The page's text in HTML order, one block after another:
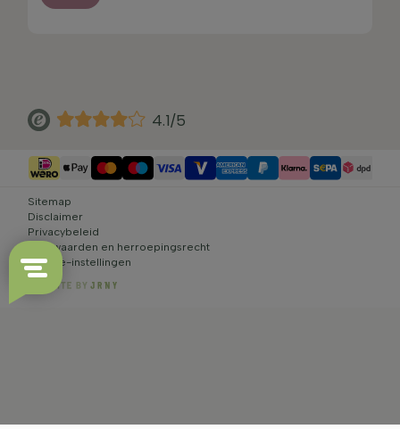
4.1/5
Sitemap
Disclaimer
Privacybeleid
Voorwaarden en herroepingsrecht
Cookie-instellingen